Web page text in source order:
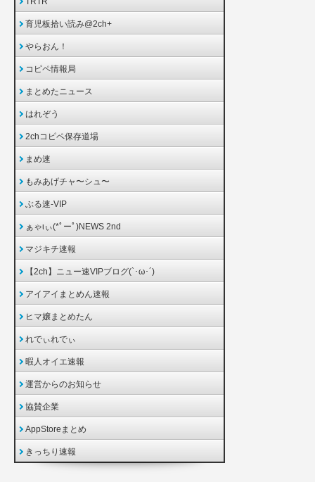
育児板拾い読み@2ch+
やらおん！
コピペ情報局
まとめたニュース
はれぞう
2chコピペ保存道場
まめ速
もみあげチャ〜シュ〜
ぶる速-VIP
ぁゃιぃ(*ﾟーﾟ)NEWS 2nd
マジキチ速報
【2ch】ニュー速VIPブログ(`･ω･´)
アイアイまとめん速報
ヒマ嬢まとめたん
れでぃれでぃ
暇人オイエ速報
運営からのお知らせ
協賛企業
AppStoreまとめ
きっちり速報